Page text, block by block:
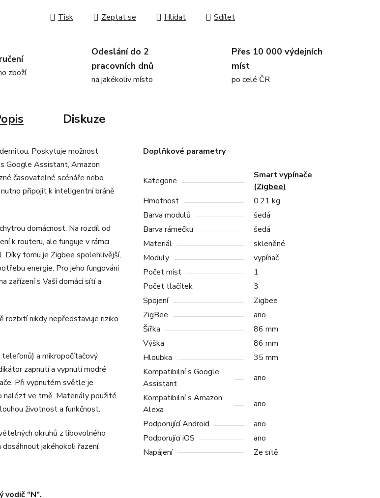
Tisk Zeptat se Hlídat Sdílet
zboží
Odeslání do 2
pracovních dnů
na jakékoliv místo
Přes 10 000 výdejních
míst
po celé ČR
Diskuze
Poskytuje možnost
Google Assistant, Amazon
časovatelné scénáře nebo
připojit k inteligentní bráně
domácnost. Na rozdíl od
k routeru, ale funguje v rámci
Díky tomu je Zigbee spolehlivější,
energie. Pro jeho fungování
zařízení s Vaší domácí sítí a
rozbití nikdy nepředstavuje riziko
a mikropočítačový
zapnutí a vypnutí modré
Při vypnutém světle je
nalézt ve tmě. Materiály použité
životnost a funkčnost.
okruhů z libovolného
jakéhokoli řazení.
vodič "N".
Doplňkové parametry
Kategorie
Smart vypínače
(Zigbee)
Hmotnost
0.21 kg
Barva modulů
šedá
Barva rámečku
šedá
Materiál
skleněné
Moduly
vypínač
Počet míst
1
Počet tlačítek
3
Spojení
Zigbee
ZigBee
ano
Šířka
86 mm
Výška
86 mm
Hloubka
35 mm
Kompatibilní s Google
Assistant
ano
Kompatibilní s Amazon
Alexa
ano
Podporující Android
ano
Podporující iOS
ano
Napájení
Ze sítě